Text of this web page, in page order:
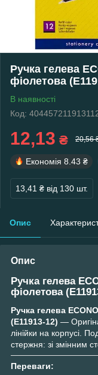
Ручка гелева
фіолетова
В наявності
Код:
12,13 ₴ 20,56
Економія 8.43 ₴
13,41 ₴ від 130 шт.
Опис
Опис
Ручка гелева
фіолетова
Ручка гелева
(E11913-12) —
лінійки на корпусі.
стержня: зі змінним
Переваги: